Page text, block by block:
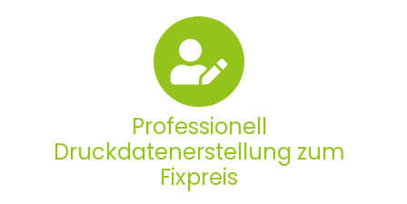
Professionell
Druckdatenerstellung zum
Fixpreis